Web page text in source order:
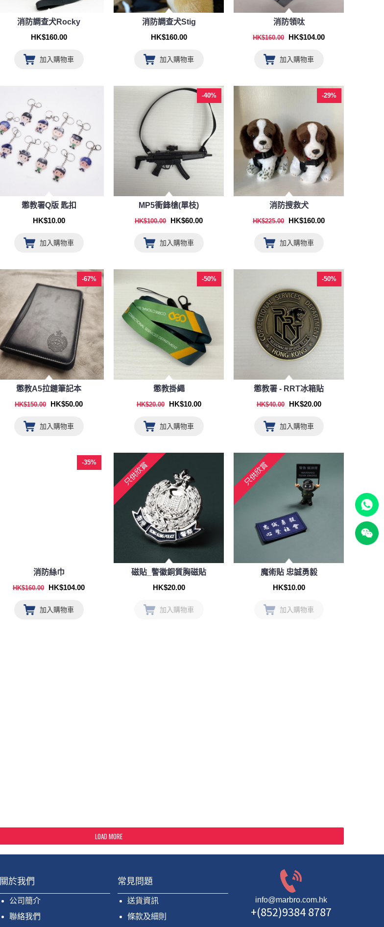
消防調查犬Rocky
HK$160.00
加入購物車
消防調查犬Stig
HK$160.00
加入購物車
消防領呔
HK$160.00 HK$104.00
加入購物車
懲教署Q版 匙扣
HK$10.00
加入購物車
-40%
MP5衝鋒槍(單枝)
HK$100.00 HK$60.00
加入購物車
-29%
消防搜救犬
HK$225.00 HK$160.00
加入購物車
-67%
懲教A5拉鏈筆記本
HK$150.00 HK$50.00
加入購物車
-50%
懲教掛繩
HK$20.00 HK$10.00
加入購物車
-50%
懲教署 - RRT冰箱貼
HK$40.00 HK$20.00
加入購物車
-35%
消防絲巾
HK$160.00 HK$104.00
加入購物車
只供欣賞
磁貼_警徽銅質胸磁貼
HK$20.00
加入購物車
只供欣賞
魔術貼 忠誠勇毅
HK$10.00
加入購物車
LOAD MORE
關於我們
公司簡介
聯絡我們
常見問題
送貨資訊
條款及細則
info@marbro.com.hk
+(852)9384 8787